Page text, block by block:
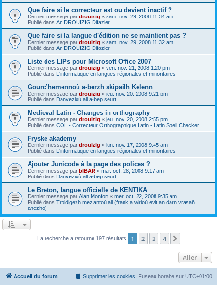
Que faire si le correcteur est ou devient inactif ?
Dernier message par drouizig « sam. nov. 29, 2008 11:34 am
Publié dans An DROUIZIG Difazier
Que faire si la langue d'édition ne se maintient pas ?
Dernier message par drouizig « sam. nov. 29, 2008 11:32 am
Publié dans An DROUIZIG Difazier
Liste des LIPs pour Microsoft Office 2007
Dernier message par drouizig « ven. nov. 21, 2008 1:20 pm
Publié dans L'informatique en langues régionales et minoritaires
Gourc’hemennoù a-berzh skipailh Kelenn
Dernier message par drouizig « jeu. nov. 20, 2008 9:21 pm
Publié dans Danvezioù all a-bep seurt
Medieval Latin - Changes in orthography
Dernier message par drouizig « jeu. nov. 20, 2008 2:55 pm
Publié dans COL - Correcteur Orthographique Latin - Latin Spell Checker
Fryske akademy
Dernier message par drouizig « lun. nov. 17, 2008 9:45 am
Publié dans L'informatique en langues régionales et minoritaires
Ajouter Junicode à la page des polices ?
Dernier message par bIBAR « mar. oct. 28, 2008 9:17 am
Publié dans Danvezioù all a-bep seurt
Le Breton, langue officielle de KENTIKA
Dernier message par Alan Monfort « mer. oct. 22, 2008 9:35 am
Publié dans Troidigezh meziantoù all (frank a wirioù evit an darn vrasañ
anezho)
La recherche a retourné 197 résultats 1 2 3 4
Aller
Accueil du forum Fuseau horaire sur UTC+01:00
Supprimer les cookies